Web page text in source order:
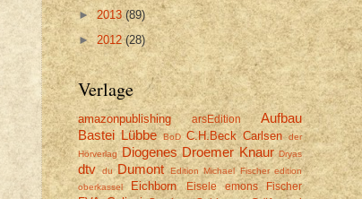
►2013(89)
► 2012(28)
Verlage
amazonpublishing arsEdition
Aufbau
Bastei Lübbe
BoD C.H.Beck Carlsen
der
Hörverlag Diogenes Droemer Knaur Dryas
dtv du Dumont Edition Michael Fischer edition
oberkassel
Eichborn Eisele emons Fischer